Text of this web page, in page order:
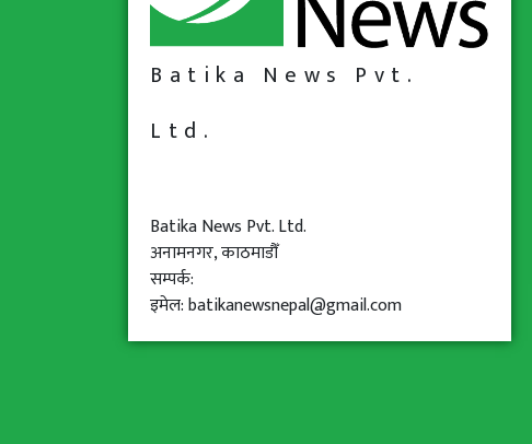
Batika News Pvt.
Ltd.
Batika News Pvt. Ltd.
अनामनगर, काठमाडौँ
सम्पर्क:
इमेल: batikanewsnepal@gmail.com